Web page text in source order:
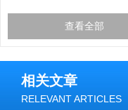
查看全部
相关文章
RELEVANT ARTICLES